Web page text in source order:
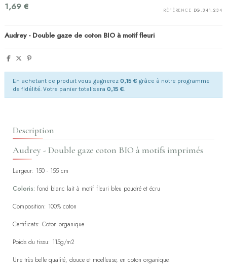
(1 avis)
RÉFÉRENCE DG.341.234
1,69 €
Audrey - Double gaze de coton BIO à motif fleuri
En achetant ce produit vous gagnerez 0,15 € grâce à notre programme
de fidélité. Votre panier totalisera 0,15 €
Description
Audrey - Double gaze coton BIO à motifs imprimés
Largeur: 150 - 155 cm
Coloris: fond blanc lait à motif fleuri bleu poudré et écru
Composition: 100% coton
Certificats: Coton organique
Poids du tissu: 115g/m2
Une très belle qualité, douce et moelleuse, en coton organique.